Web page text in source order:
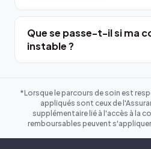
Que se passe-t-il si ma
instable ?
*Lorsque le parcours de soin est
appliqués sont ceux de
supplémentaire lié à l'accès à la
remboursables peuvent